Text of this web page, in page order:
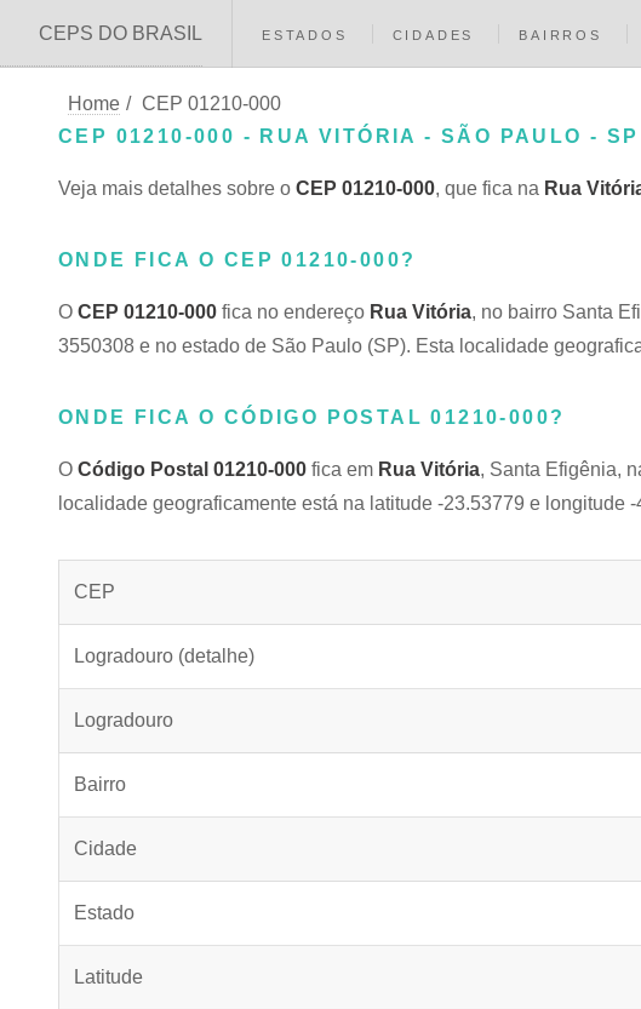
CEPS DO BRASIL ESTADOS CIDADES BAIRROS
Home / CEP 01210-000
CEP 01210-000 - RUA VITÓRIA - SÃO PAULO - SP
Veja mais detalhes sobre o CEP 01210-000, que fica na Rua
ONDE FICA O CEP 01210-000?
O CEP 01210-000 fica no endereço Rua Vitória, no bairro Santa
3550308 e no estado de São Paulo (SP). Esta localidade
ONDE FICA O CÓDIGO POSTAL 01210-000?
O Código Postal 01210-000 fica em Rua Vitória, Santa Efigênia,
localidade geograficamente está na latitude -23.53779 e longitude -
CEP
Logradouro (detalhe)
Logradouro
Bairro
Cidade
Estado
Latitude